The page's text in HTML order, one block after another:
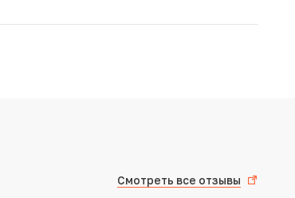
Смотреть все отзывы